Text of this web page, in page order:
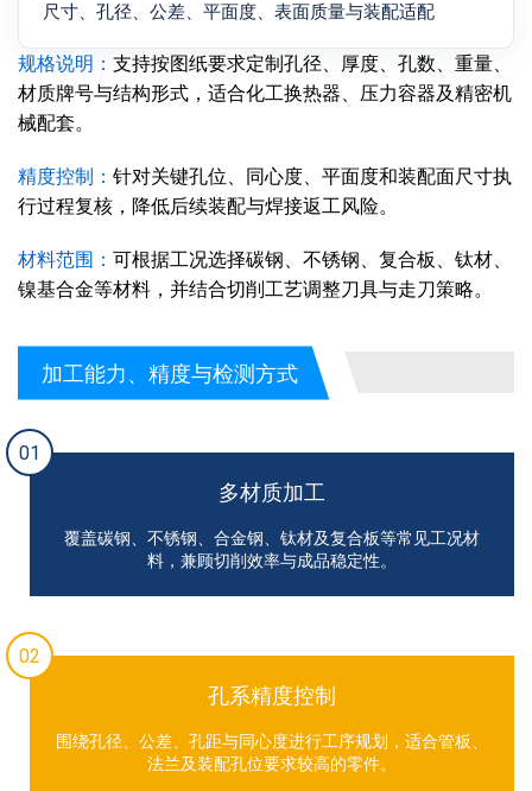
尺寸、孔径、公差、平面度、表面质量与装配适配
规格说明： 支持按图纸要求定制孔径、厚度、孔数、重量、
材质牌号与结构形式，适合化工换热器、压力容器及精密机
械配套。
精度控制： 针对关键孔位、同心度、平面度和装配面尺寸执
行过程复核，降低后续装配与焊接返工风险。
材料范围： 可根据工况选择碳钢、不锈钢、复合板、钛材、
镍基合金等材料，并结合切削工艺调整刀具与走刀策略。
加工能力、精度与检测方式
01
多材质加工
覆盖碳钢、不锈钢、合金钢、钛材及复合板等常见工况材
料，兼顾切削效率与成品稳定性。
02
孔系精度控制
围绕孔径、公差、孔距与同心度进行工序规划，适合管板、
法兰及装配孔位要求较高的零件。